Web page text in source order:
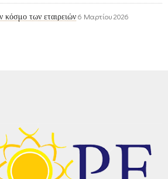
κόσμο των εταιρειών6 Μαρτίου 2026